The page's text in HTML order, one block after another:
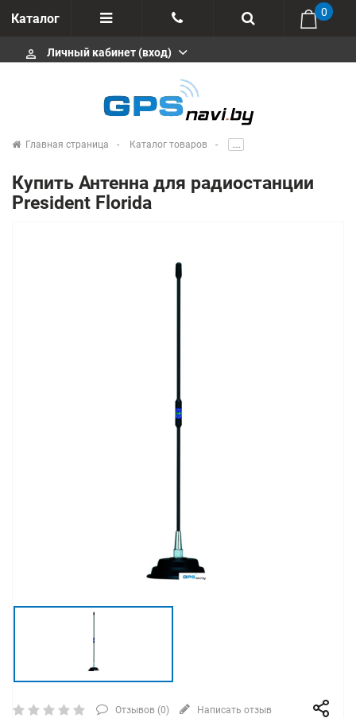
Каталог
Отзывы
+375 291646666
msa333
info@gpsnavi.by
0
perm_identity Личный кабинет (вход)
Главная страница Каталог товаров .....
Купить Антенна для радиостанции
President Florida
Отзывов (0) Написать отзыв